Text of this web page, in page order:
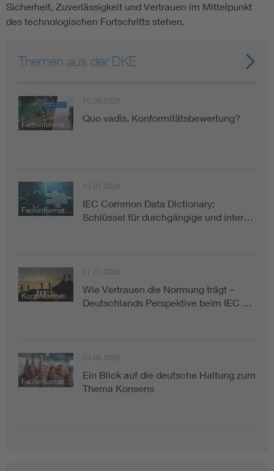
Sicherheit, Zuverlässigkeit und Vertrauen im Mittelpunkt
des technologischen Fortschritts stehen.
Themen aus der DKE
Fachinformation
10.08.2026
Quo vadis, Konformitätsbewertung?
Fachinformation
13.07.2026
IEC Common Data Dictionary:
Schlüssel für durchgängige und inter…
07.07.2026
Wie Vertrauen die Normung trägt –
Deutschlands Perspektive beim IEC …
Fachinformation
24.06.2026
Ein Blick auf die deutsche Haltung zum
Thema Konsens